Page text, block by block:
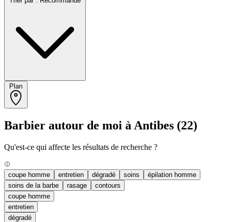
Barbier autour de moi à Antibes (22)
Qu'est-ce qui affecte les résultats de recherche ?
coupe homme entretien dégradé soins
épilation homme
soins de la barbe
rasage
contours
coupe homme
entretien
dégradé